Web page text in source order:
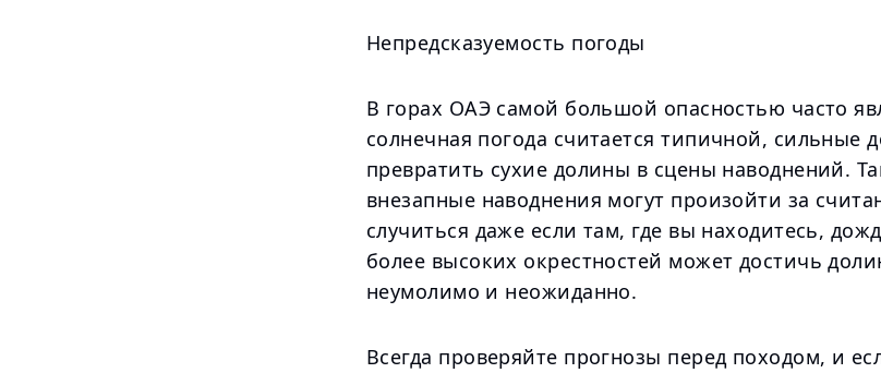
Непредсказуемость погоды
В горах ОАЭ самой большой опасностью часто
солнечная погода считается типичной, сильные
превратить сухие долины в сцены наводнений.
внезапные наводнения могут произойти за
случиться даже если там, где вы находитесь,
более высоких окрестностей может достичь
неумолимо и неожиданно.
Всегда проверяйте прогнозы перед походом, и